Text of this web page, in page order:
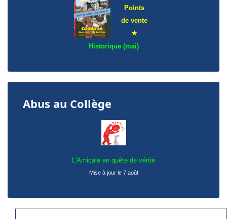
Points
de vente
★
Historique (mai)
Abus au Collège
L'Amicale en quête de vérité
Mise à jour le 7 août